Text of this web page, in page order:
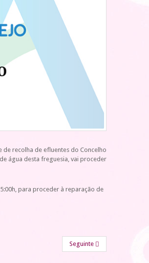
de recolha de efluentes do Concelho
água desta freguesia, vai proceder
para proceder à reparação de
Seguinte